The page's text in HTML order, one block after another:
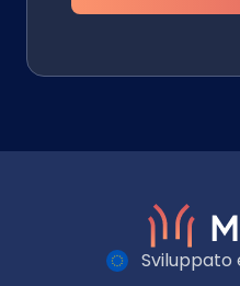
Sviluppato